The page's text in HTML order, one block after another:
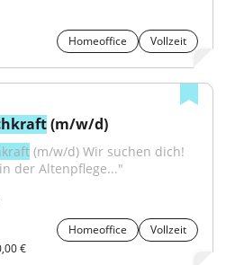
Homeoffice Vollzeit
(m/w/d)
(m/w/d) Wir suchen dich!
der Altenpflege..."
Homeoffice
Vollzeit
€